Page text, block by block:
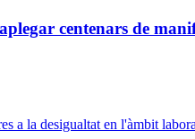
centenars de